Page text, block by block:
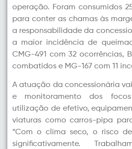
operação. Foram consumidos
para conter as chamas às
a responsabilidade da
a maior incidência de
CMG-491 com 32 ocorrências,
combatidos e MG-167 com 11
A atuação da concessionária
e monitoramento dos
utilização de efetivo,
viaturas como carros-pipa
“Com o clima seco, o risco
significativamente.